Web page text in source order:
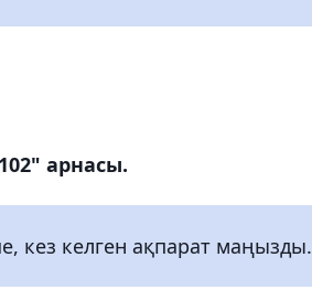
арнасы.
кез келген ақпарат маңызды.